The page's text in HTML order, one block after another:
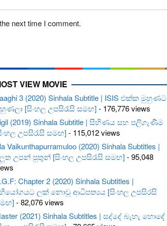
next time I comment.
VIEW MOVIE
3 (2020) Sinhala Subtitle | ISIS එක්ක මුහුණට
[සිංහල උපසිරැසි සමඟ]- 176,776 views
(2019) Sinhala Subtitle | සිහිණය සහ පලිගැණීම
උපසිරැසි සමඟ]- 115,012 views
Vaikunthapurramuloo (2020) Sinhala Subtitles |
උපන් පුතුන් [සිංහල උපසිරැසි සමඟ]- 95,048
Chapter 2 (2020) Sinhala Subtitles |
ලක් නොවූ ආධිපත්‍යය [සිංහල උපසිරසි
- 82,076 views
(2021) Sinhala Subtitles | සද්දේ බැහැ හොදේ